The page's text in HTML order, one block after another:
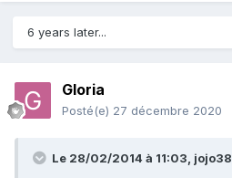
6 years later...
Gloria
Posté(e) 27 décembre 2020
Le 28/02/2014 à 11:03, jojo38